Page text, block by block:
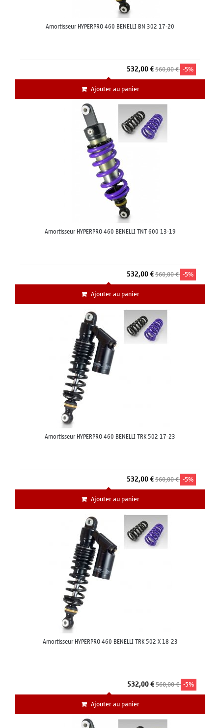
Amortisseur HYPERPRO 460 BENELLI BN 302 17-20
532,00 €560,00 € -5%
Ajouter au panier
Amortisseur HYPERPRO 460 BENELLI TNT 600 13-19
532,00 €560,00 € -5%
Ajouter au panier
Amortisseur HYPERPRO 460 BENELLI TRK 502 17-23
532,00 €560,00 € -5%
Ajouter au panier
Amortisseur HYPERPRO 460 BENELLI TRK 502 X 18-23
532,00 €560,00 € -5%
Ajouter au panier